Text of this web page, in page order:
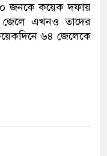
জনকে কয়েক দফায়
এখনও তাদের
৬৪ জেলেকে